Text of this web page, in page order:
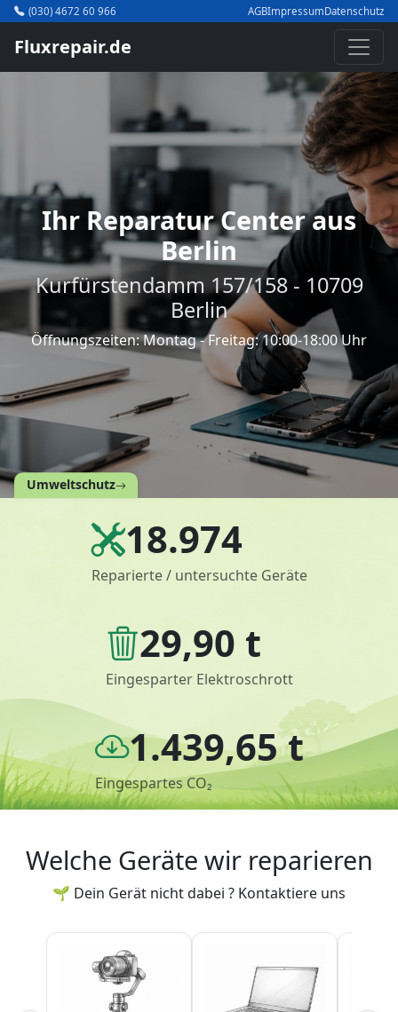
(030) 4672 60 966 AGBImpressumDatenschutz
Fluxrepair.de
Ihr Reparatur Center aus
Berlin
Kurfürstendamm 157/158 - 10709
Berlin
Öffnungszeiten: Montag - Freitag: 10:00-18:00 Uhr
Umweltschutz
18.974
Reparierte / untersuchte Geräte
29,90 t
Eingesparter Elektroschrott
1.439,65 t
Eingespartes CO₂
Welche Geräte wir reparieren
🌱 Dein Gerät nicht dabei ? Kontaktiere uns